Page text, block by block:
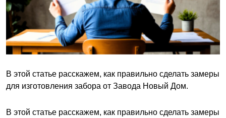
В этой статье расскажем, как правильно сделать замеры
для изготовления забора от Завода Новый Дом.
В этой статье расскажем, как правильно сделать замеры